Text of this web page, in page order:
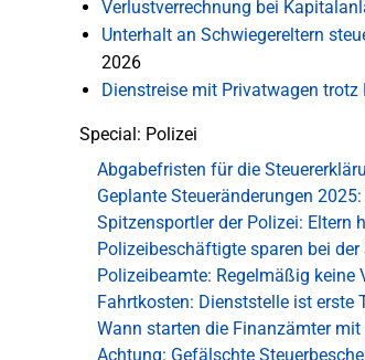
Verlustverrechnung bei
Unterhalt an Schwiegereltern
2026
Dienstreise mit Privatwagen
Special: Polizei
Abgabefristen für die
Geplante Steueränderungen
Spitzensportler der Polizei: Eltern
Polizeibeschäftigte sparen bei der
Polizeibeamte: Regelmäßig
Fahrtkosten: Dienststelle ist
Wann starten die Finanzämter
Achtung: Gefälschte